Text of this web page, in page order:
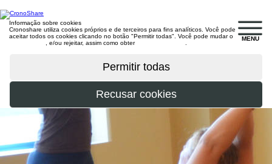
MENU
Informação sobre cookies
Cronoshare utiliza cookies próprios e de terceiros para fins analíticos. Você pode
aceitar todos os cookies clicando no botão "Permitir todas". Você pode mudar o
, e/ou rejeitar, assim como obter